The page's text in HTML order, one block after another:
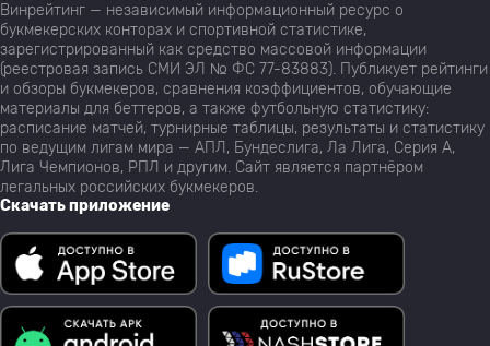
Винрейтинг — независимый информационный ресурс о
букмекерских конторах и спортивной статистике,
зарегистрированный как средство массовой информации
(реестровая запись СМИ ЭЛ № ФС 77-83883). Публикует рейтинги
и обзоры букмекеров, сравнения коэффициентов, обучающие
материалы для беттеров, а также футбольную статистику:
расписание матчей, турнирные таблицы, результаты и статистику
по ведущим лигам мира — АПЛ, Бундеслига, Ла Лига, Серия А,
Лига Чемпионов, РПЛ и другим. Сайт является партнёром
легальных российских букмекеров.
Скачать приложение